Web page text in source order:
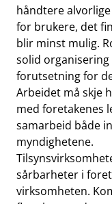
håndtere
for brukere, det
blir minst mulig.
solid
forutsetning for
Arbeidet må skje
med foretakenes
samarbeid både
myndighetene.
sårbarheter i
virksomheten.